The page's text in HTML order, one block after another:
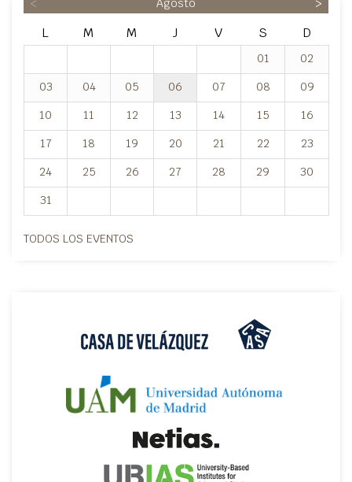
< Agosto >
L M M J V S D
01
02
03
04 05 06 07 08
09
10
11 12 13 14 15
16
17
18 19 20 21 22
23
24
25 26 27 28 29
30
31
TODOS LOS EVENTOS